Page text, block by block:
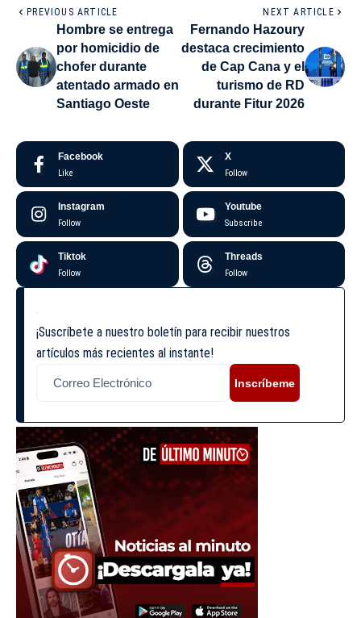
PREVIOUS ARTICLE
Hombre se entrega
por homicidio de
chofer durante
atentado armado en
Santiago Oeste
NEXT ARTICLE
Fernando Hazoury
destaca crecimiento
de Cap Cana y el
turismo de RD
durante Fitur 2026
Facebook
Like
X
Follow
Instagram
Follow
Youtube
Subscribe
Tiktok
Follow
Threads
Follow
¡Suscríbete a nuestro boletín para recibir nuestros
artículos más recientes al instante!
Inscríbeme